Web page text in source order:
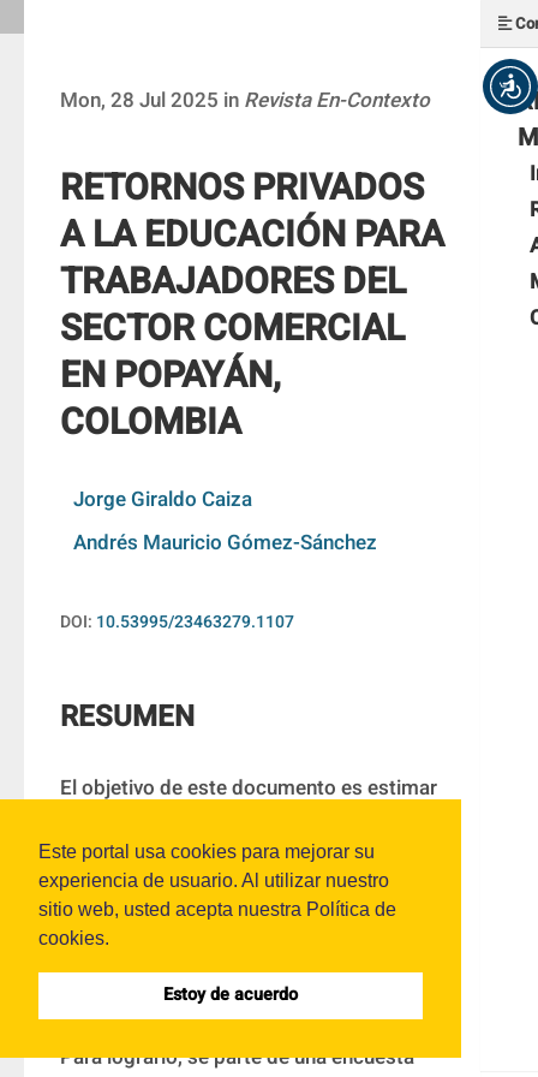
Este portal usa cookies para mejorar su
experiencia de usuario. Al utilizar nuestro
sitio web, usted acepta nuestra Política de
cookies.
Estoy de acuerdo
Mon, 28 Jul 2025 in Revista En-Contexto
RETORNOS PRIVADOS
A LA EDUCACIÓN PARA
TRABAJADORES DEL
SECTOR COMERCIAL
EN POPAYÁN,
COLOMBIA
Jorge Giraldo Caiza
Andrés Mauricio Gómez-Sánchez
DOI: 10.53995/23463279.1107
RESUMEN
El objetivo de este documento es estimar
los trabajadores del sector comercial de
Popayán, Colombia. Es importante
estudiar estos tópicos debido a que este
la ciudad y es donde se concentra gran
parte de la población con poco estudio.
Para lograrlo, se parte de una encuesta